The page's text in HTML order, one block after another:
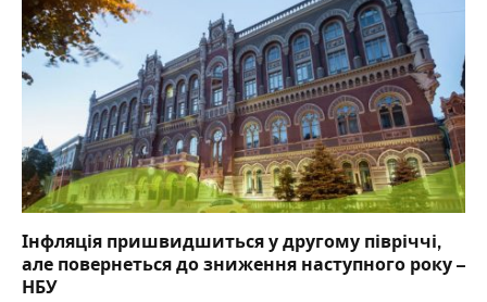
Інфляція пришвидшиться у другому півріччі,
але повернеться до зниження наступного року –
НБУ